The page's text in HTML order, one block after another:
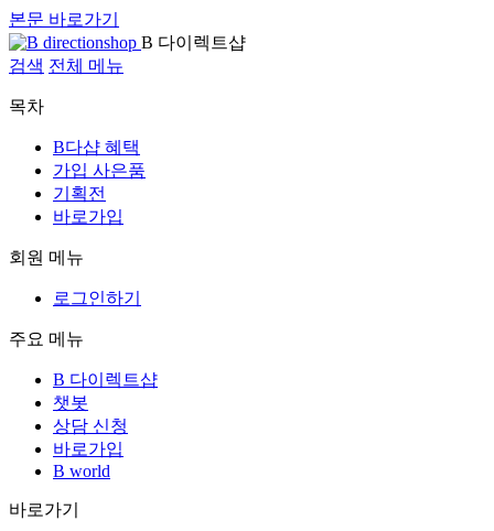
본문 바로가기
B 다이렉트샵
검색 전체 메뉴
목차
B다샵 혜택
가입 사은품
기획전
바로가입
회원 메뉴
로그인하기
주요 메뉴
B 다이렉트샵
챗봇
상담 신청
바로가입
B world
바로가기